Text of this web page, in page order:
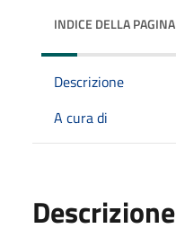
INDICE DELLA PAGINA
Descrizione
A cura di
Descrizione